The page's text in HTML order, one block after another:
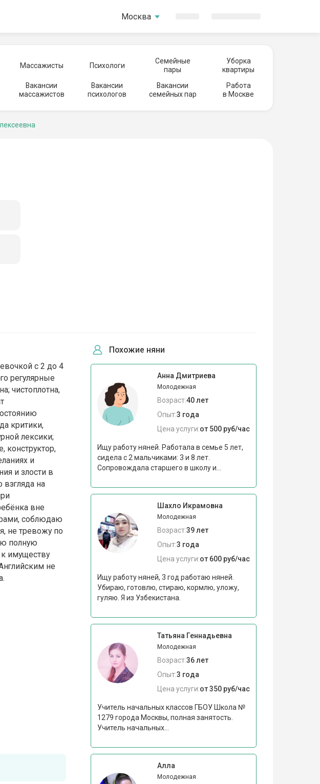
Москва
Массажисты Психологи
Семейные
пары
Уборка
квартиры
Вакансии
массажистов
Вакансии
психологов
Вакансии
семейных пар
Работа
в Москве
с 2 до 4
регулярные
чистоплотна,
критики,
лексики;
конструктор,
и
и злости в
на
вне
соблюдаю
не тревожу по
полную
имуществу
не
Похожие няни
Анна Дмитриева
Молодежная
Возраст:40 лет
Опыт:3 года
Цена услуги:от 500 руб/час
Ищу работу няней. Работала в семье 5 лет,
сидела с 2 мальчиками: 3 и 8 лет.
Сопровождала старшего в школу и...
Шахло Икрамовна
Молодежная
Возраст:39 лет
Опыт:3 года
Цена услуги:от 600 руб/час
Ищу работу няней, 3 год работаю няней.
Убираю, готовлю, стираю, кормлю, уложу,
гуляю. Я из Узбекистана.
Татьяна Геннадьевна
Молодежная
Возраст:36 лет
Опыт:3 года
Цена услуги:от 350 руб/час
Учитель начальных классов ГБОУ Школа №
1279 города Москвы, полная занятость.
Учитель начальных...
Алла
Молодежная